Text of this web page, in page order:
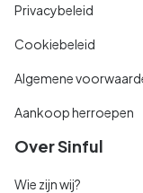
Privacybeleid
Cookiebeleid
Algemene
Aankoop herroepen
Over Sinful
Wie zijn wij?